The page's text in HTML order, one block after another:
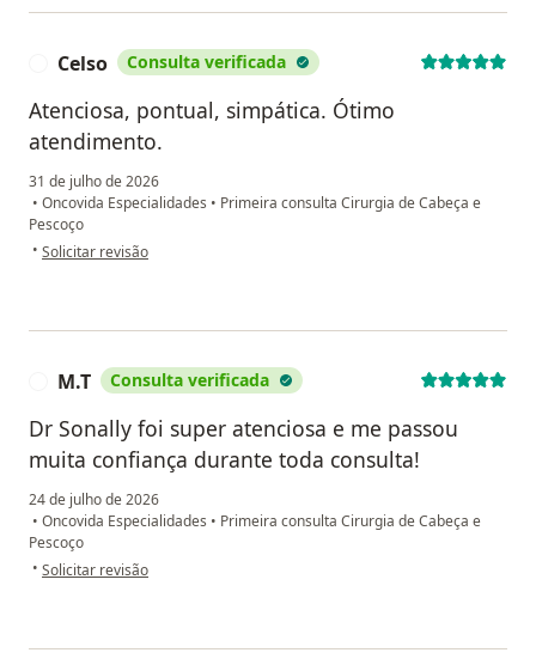
Celso Consulta verificada
Atenciosa, pontual, simpática. Ótimo
atendimento.
31 de julho de 2026
• Oncovida Especialidades • Primeira consulta Cirurgia de Cabeça e
Pescoço
• na opinião do utilizador Celso
Solicitar revisão
M.T Consulta verificada
Dr Sonally foi super atenciosa e me passou
muita confiança durante toda consulta!
24 de julho de 2026
• Oncovida Especialidades • Primeira consulta Cirurgia de Cabeça e
Pescoço
• na opinião do utilizador M.T
Solicitar revisão